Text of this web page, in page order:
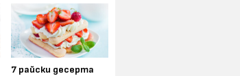
7 райски десерта